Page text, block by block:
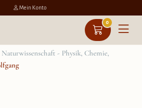
Mein Konto
0
Naturwissenschaft - Physik, Chemie,